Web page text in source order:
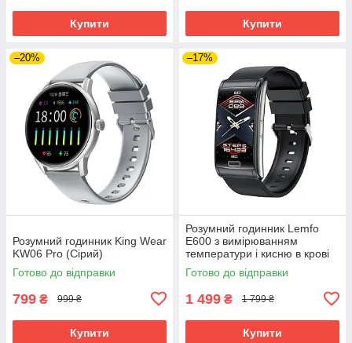
Купити Купити
–20%
Розумний годинник King Wear
KW06 Pro (Сірий)
Готово до відправки
799 ₴ 999 ₴
Купити
–17%
Розумний годинник Lemfo
E600 з вимірюванням
температури і кисню в крові
(Чорний)
Готово до відправки
1 499 ₴ 1 799 ₴
Купити